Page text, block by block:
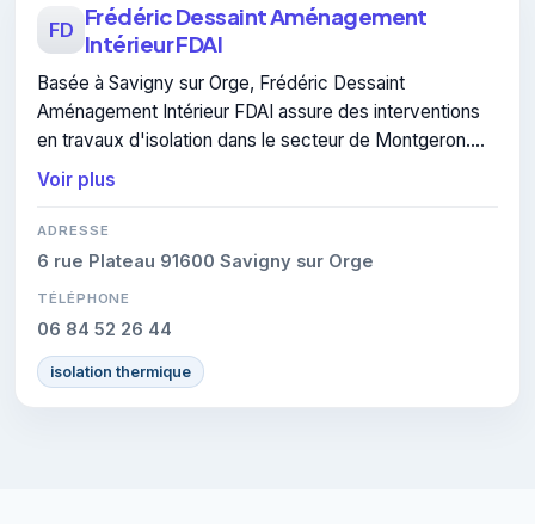
FD Frédéric Dessaint Aménagement
Intérieur FDAI
Basée à Savigny sur Orge, Frédéric Dessaint
Aménagement Intérieur FDAI assure des interventions
en travaux d'isolation dans le secteur de Montgeron.
Elle est certifiée RGE, gage de conformité sur les
interventions réalisées.
Voir plus
ADRESSE
6 rue Plateau 91600 Savigny sur Orge
TÉLÉPHONE
06 84 52 26 44
isolation thermique